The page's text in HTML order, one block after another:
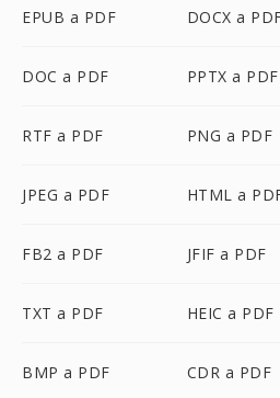
EPUB a PDF DOCX a
DOC a PDF PPTX a PDF
RTF a PDF PNG a PDF
JPEG a PDF HTML a
FB2 a PDF JFIF a PDF
TXT a PDF HEIC a PDF
BMP a PDF CDR a PDF